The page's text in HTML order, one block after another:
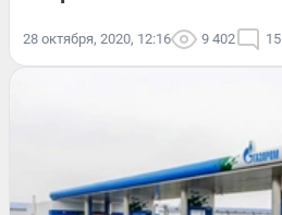
28 октября, 2020, 12:16 9 402 15